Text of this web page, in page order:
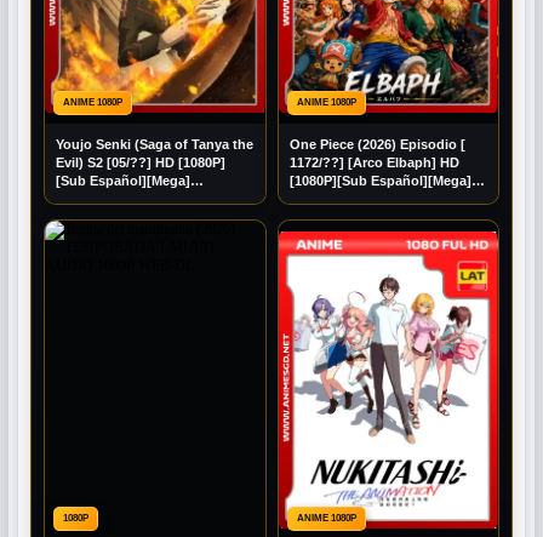
ANIME 1080P
Youjo Senki (Saga of Tanya the
Evil) S2 [05/??] HD [1080P]
[Sub Español][Mega]
ANIME 1080P
One Piece (2026) Episodio [
1172/??] [Arco Elbaph] HD
[1080P][Sub Español][Mega]
1080P ANIME 1080P